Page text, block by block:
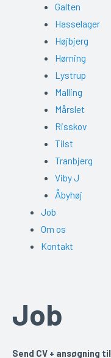
Galten
Hasselager
Højbjerg
Hørning
Lystrup
Malling
Mårslet
Risskov
Tilst
Tranbjerg
Viby J
Åbyhøj
Job
Om os
Kontakt
Job
Send CV + ansøgning til